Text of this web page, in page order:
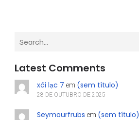
Latest Comments
xôi lạc 7 em (sem título)
28 DE OUTUBRO DE 2025
Seymourfrubs em (sem título)